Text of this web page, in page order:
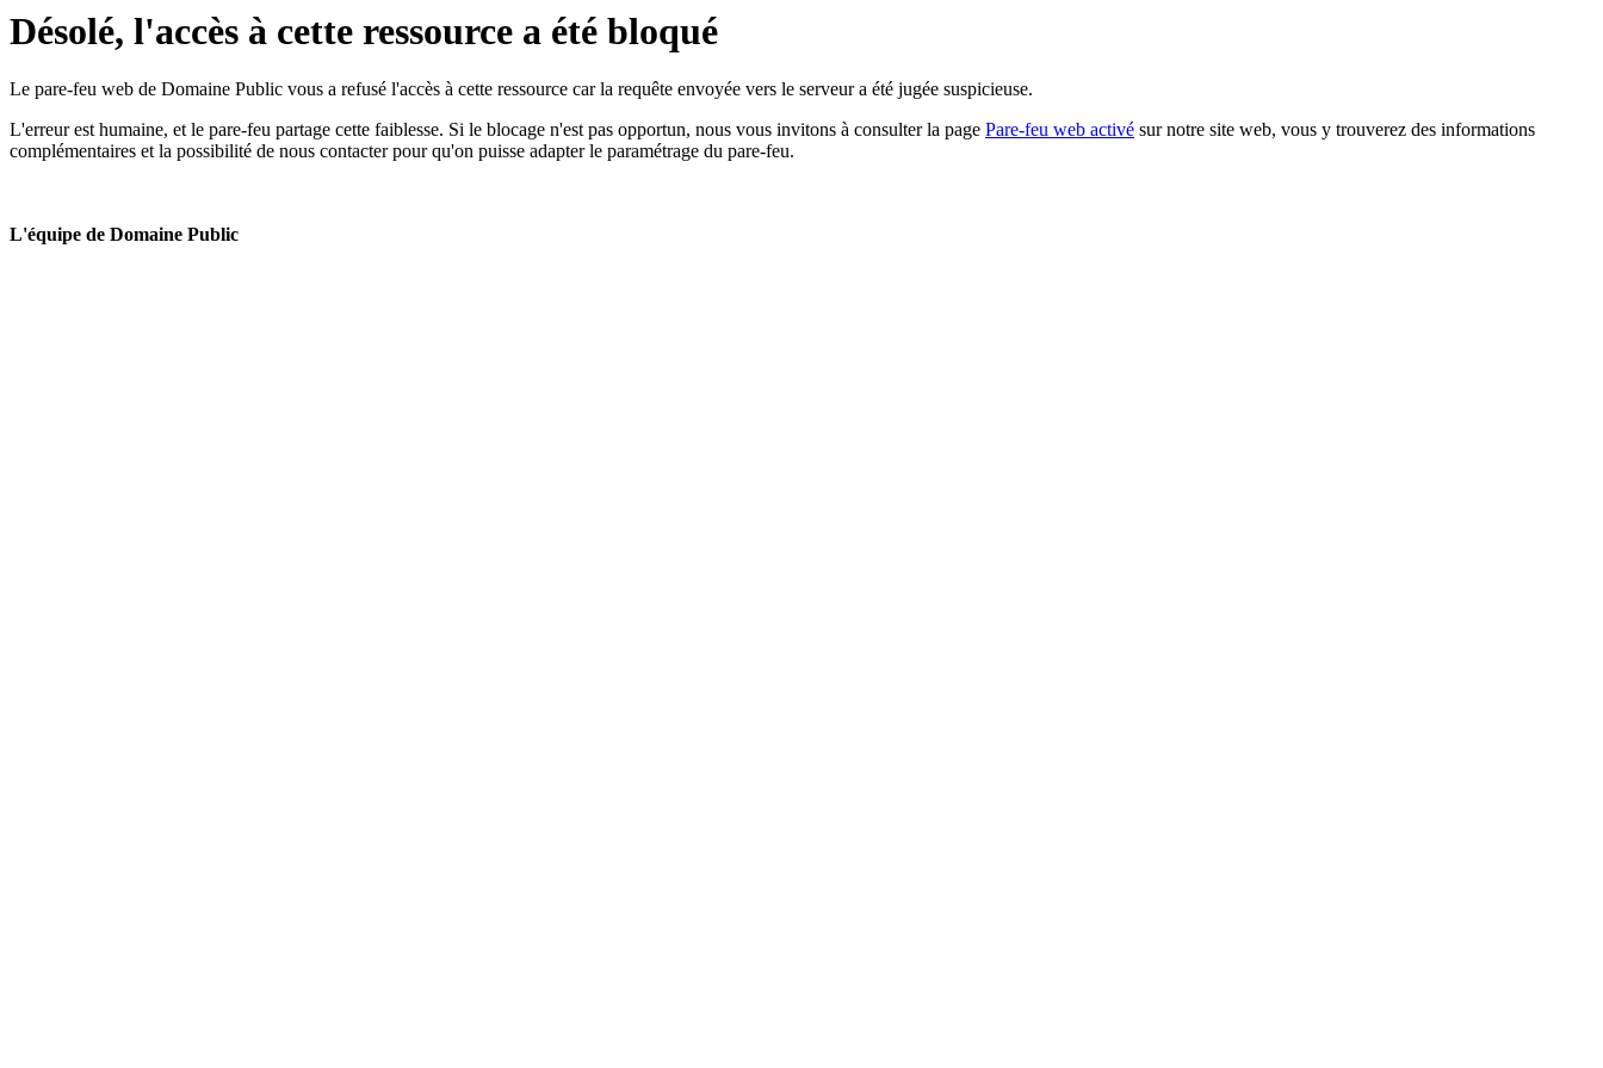
Désolé, l'accès à cette ressource a été bloqué
Le pare-feu web de Domaine Public vous a refusé l'accès à cette ressource car la requête envoyée vers le serveur a été jugée suspicieuse.
L'erreur est humaine, et le pare-feu partage cette faiblesse. Si le blocage n'est pas opportun, nous vous invitons à consulter la page Pare-feu web activé sur notre site web, vous y trouverez des informations
complémentaires et la possibilité de nous contacter pour qu'on puisse adapter le paramétrage du pare-feu.
L'équipe de Domaine Public